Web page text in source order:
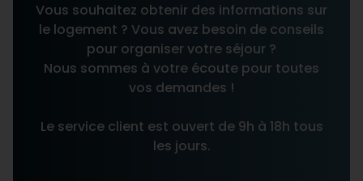
Vous souhaitez obtenir des informations sur
le logement ? Vous avez besoin de conseils
pour organiser votre séjour ?
Nous sommes à votre écoute pour toutes
vos demandes !
Le service client est ouvert de 9h à 18h tous
les jours.